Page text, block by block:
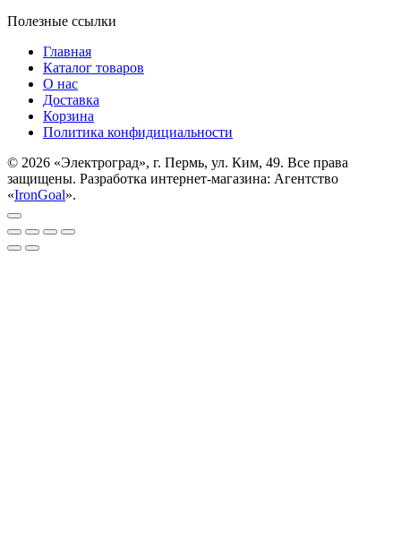
Полезные ссылки
Главная
Каталог товаров
О нас
Доставка
Корзина
Политика конфидициальности
© 2026 «Электроград», г. Пермь, ул. Ким, 49. Все права
защищены. Разработка интернет-магазина: Агентство
«IronGoal».